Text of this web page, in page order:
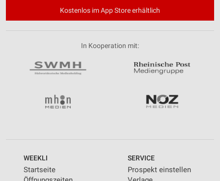
Kostenlos im App Store erhältlich
In Kooperation mit:
WEEKLI
Startseite
SERVICE
Prospekt einstellen